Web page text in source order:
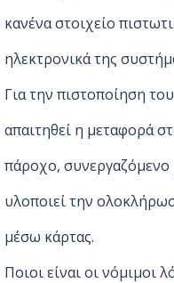
κανένα στοιχείο
ηλεκτρονικά της
Για την πιστοποίηση
απαιτηθεί η μεταφορά
πάροχο, συνεργαζόμενο
υλοποιεί την
μέσω κάρτας.
Ποιοι είναι οι νόμιμοι